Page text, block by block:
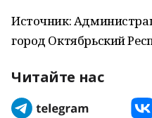
Источник:
город Октябрьский
Читайте нас